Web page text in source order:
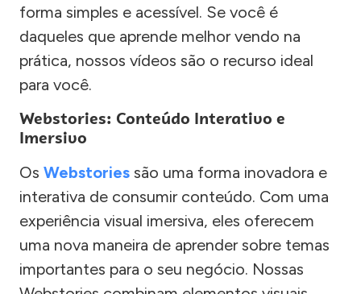
forma simples e acessível. Se você é
daqueles que aprende melhor vendo na
prática, nossos vídeos são o recurso ideal
para você.
Webstories: Conteúdo Interativo e
Imersivo
Os Webstories são uma forma inovadora e
interativa de consumir conteúdo. Com uma
experiência visual imersiva, eles oferecem
uma nova maneira de aprender sobre temas
importantes para o seu negócio. Nossas